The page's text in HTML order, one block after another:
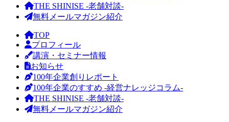
THE SHINISE -老舗対談-
無料メールマガジン紹介
TOP
プロフィール
講演・セミナー情報
お知らせ
100年企業創りレポート
100年企業のすすめ -経営ナレッジコラム-
THE SHINISE -老舗対談-
無料メールマガジン紹介